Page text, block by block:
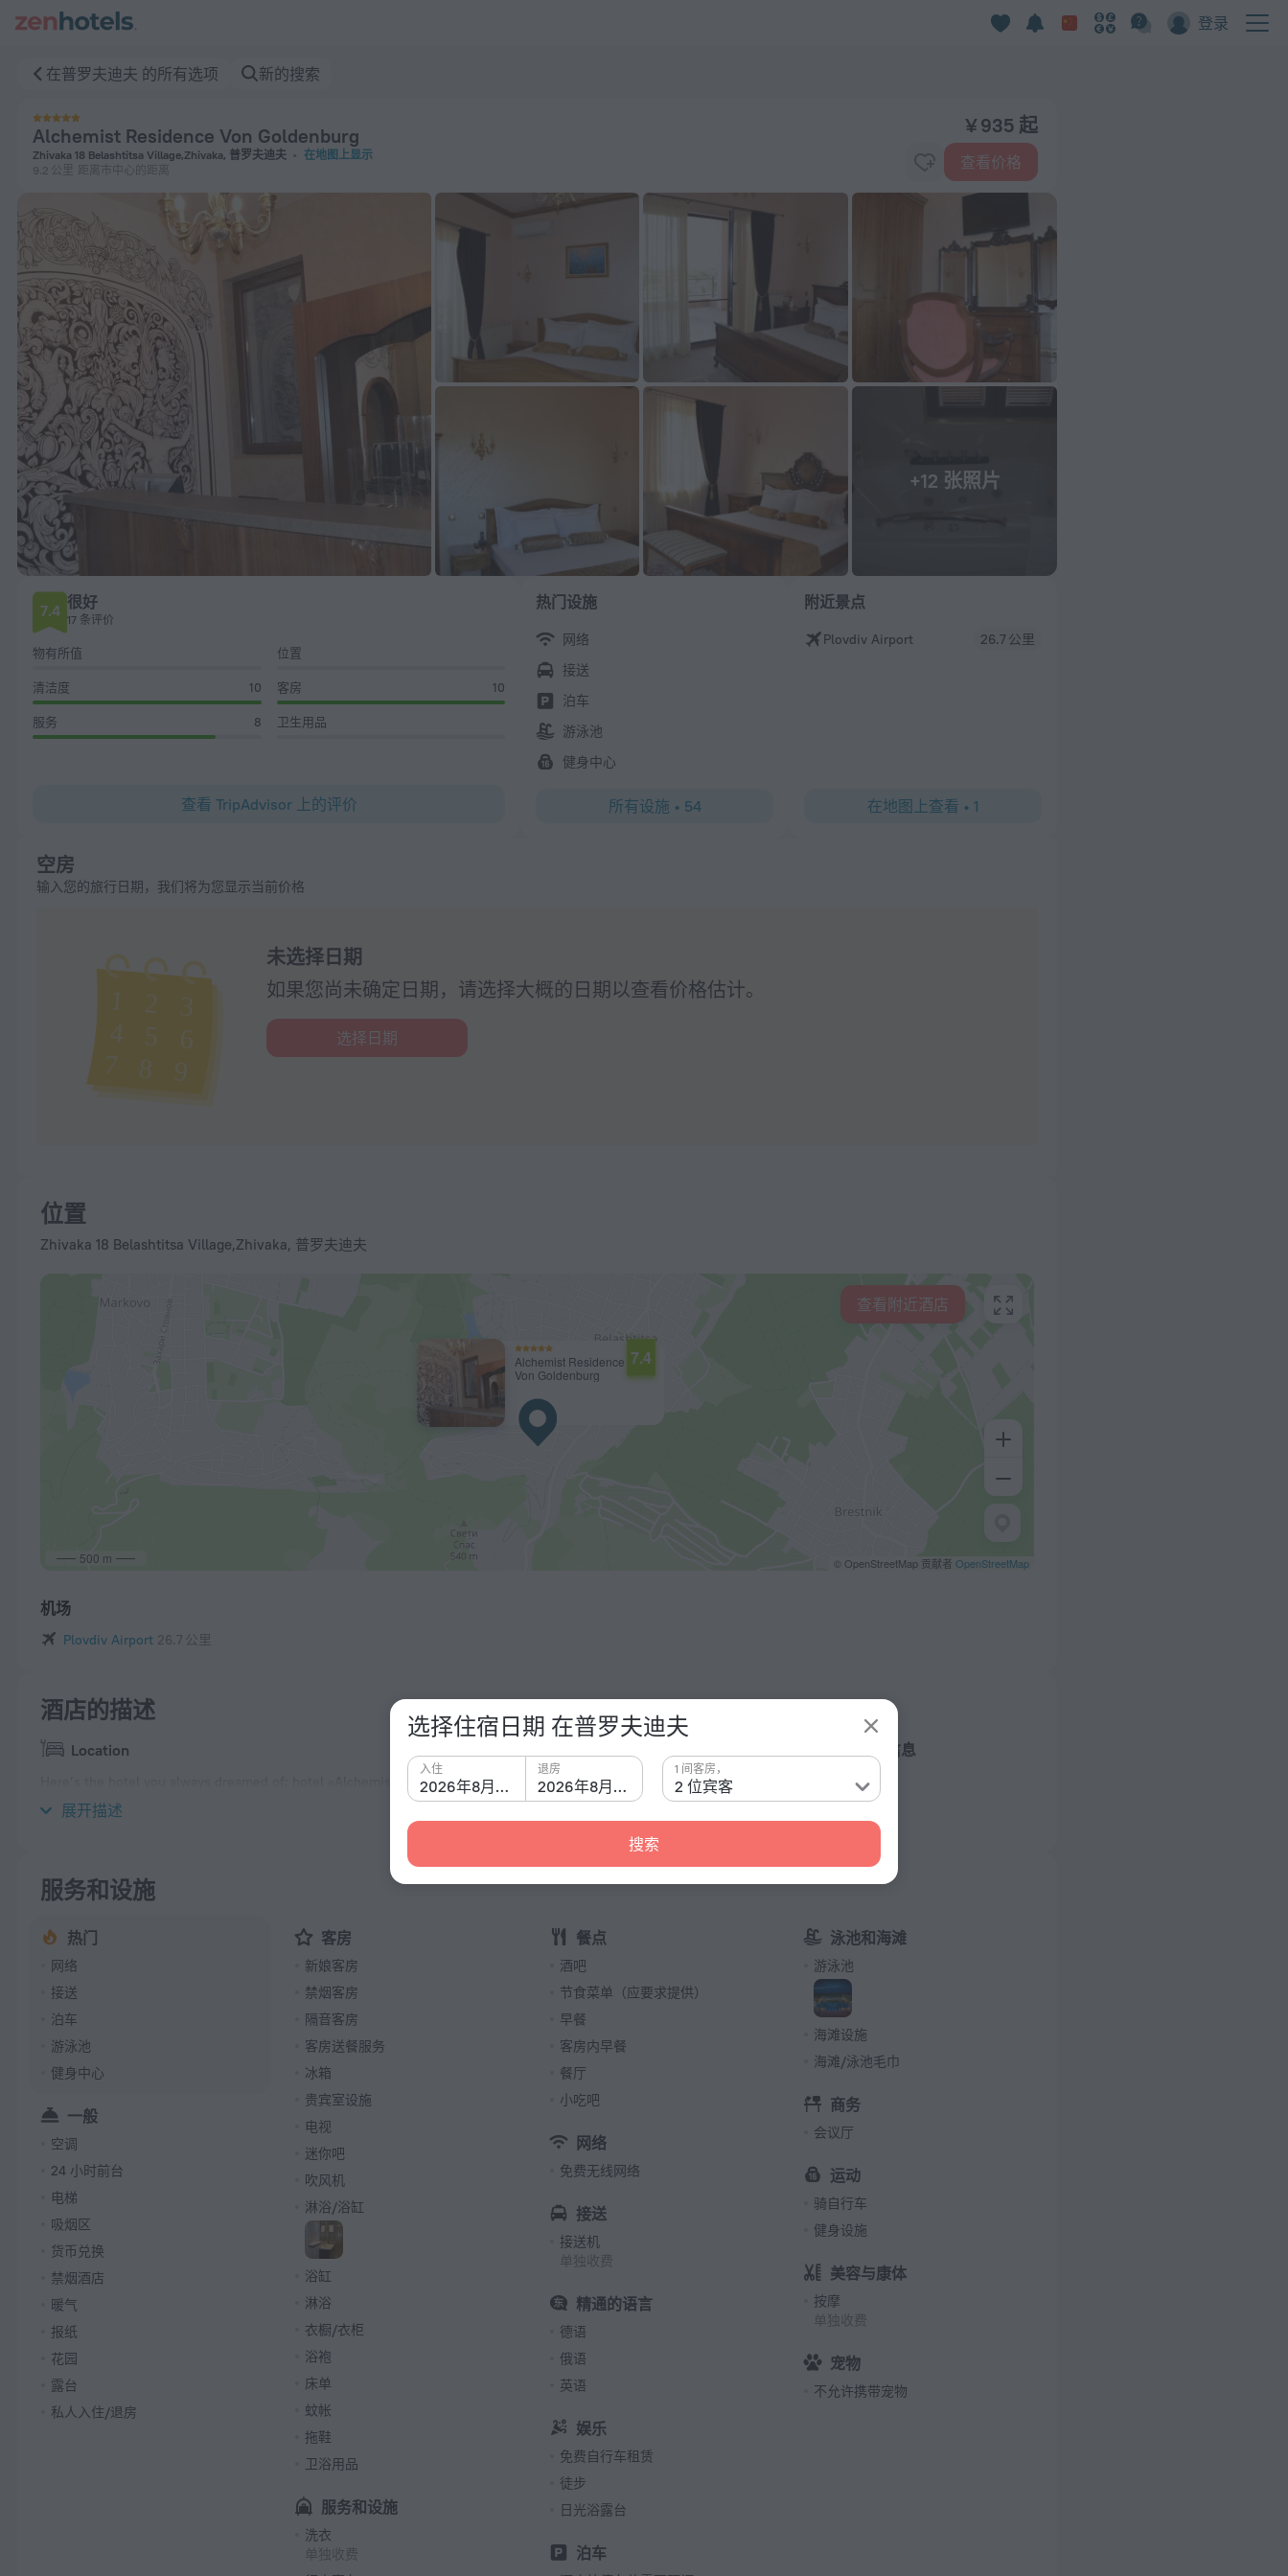
登录
选择住宿日期 在普罗夫迪夫
2026年8月8日
入住
2026年8月9日
退房
2 位宾客
1 间客房，
搜索
在普罗夫迪夫 的所有选项 新的搜索
Alchemist Residence Von Goldenburg
Zhivaka 18 Belashtitsa Village,Zhivaka, 普罗夫迪夫
在地图上显示
9.2 公里
距离市中心的距离
¥ 935 起
查看价格
+12 张照片
7.4 很好
17 条评价
物有所值 位置
清洁度 10 客房 10
服务 8 卫生用品
查看 TripAdvisor 上的评价
热门设施
网络
接送
泊车
游泳池
健身中心
所有设施 • 54
附近景点
Plovdiv Airport 26.7 公里
在地图上查看 • 1
空房
输入您的旅行日期，我们将为您显示当前价格
未选择日期
如果您尚未确定日期，请选择大概的日期以查看价格估计。
选择日期
位置
Zhivaka 18 Belashtitsa Village,Zhivaka, 普罗夫迪夫
Alchemist Residence
Von Goldenburg
7.4
500 m © OpenStreetMap 贡献者 OpenStreetMap
查看附近酒店
机场
Plovdiv Airport 26.7 公里
酒店的描述
Location
Here’s the hotel you always dreamed of: hotel «Alchemist Residence Von Goldenburg» is located in Plovdiv. This
hotel is located in 9 km from the city center.
展开描述
有关酒店的信息
C 型
230 伏 / 50 赫兹
（接地）
客房数量
6 间客房
服务和设施
热门
网络
接送
泊车
游泳池
健身中心
一般
空调
24 小时前台
电梯
吸烟区
货币兑换
禁烟酒店
暖气
报纸
花园
露台
私人入住/退房
客房
新娘客房
禁烟客房
隔音客房
客房送餐服务
冰箱
贵宾室设施
电视
迷你吧
吹风机
淋浴/浴缸
浴缸
淋浴
衣橱/衣柜
浴袍
床单
蚊帐
拖鞋
卫浴用品
服务和设施
洗衣
单独收费
餐点
酒吧
节食菜单（应要求提供）
早餐
客房内早餐
餐厅
小吃吧
网络
免费无线网络
接送
接送机
单独收费
精通的语言
德语
俄语
英语
娱乐
免费自行车租赁
徒步
日光浴露台
泊车
泳池和海滩
游泳池
海滩设施
海滩/泳池毛巾
商务
会议厅
运动
骑自行车
健身设施
美容与康体
按摩
单独收费
宠物
不允许携带宠物
Alchemist Residence Von Goldenburg 在普罗夫迪夫 — 立即在 ZenHotels.com 预订